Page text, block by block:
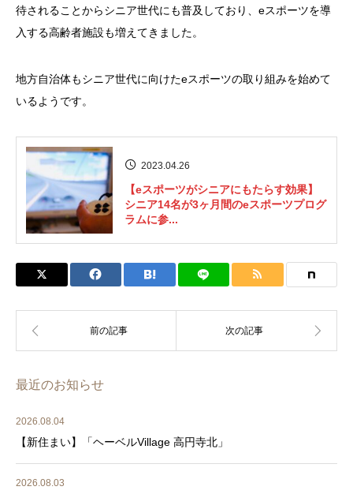
待されることからシニア世代にも普及しており、eスポーツを導
入する高齢者施設も増えてきました。
地方自治体もシニア世代に向けたeスポーツの取り組みを始めて
いるようです。
2023.04.26
【eスポーツがシニアにもたらす効果】
シニア14名が3ヶ月間のeスポーツプログ
ラムに参...
最近のお知らせ
2026.08.04
【新住まい】「ヘーベルVillage 高円寺北」
2026.08.03